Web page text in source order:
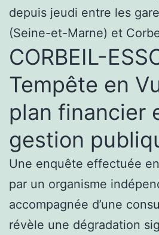
depuis jeudi entre les
(Seine-et-Marne) et
CORBEIL-
Tempête en
plan financier
gestion
Une enquête effectuée
par un organisme
accompagnée d’une
révèle une dégradation